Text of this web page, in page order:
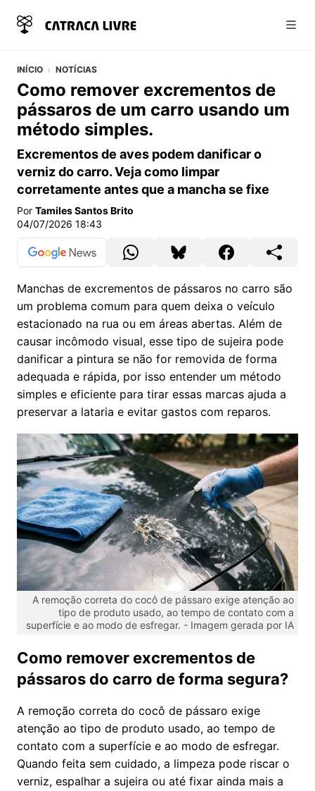
INÍCIO NOTÍCIAS
Como remover excrementos de
pássaros de um carro usando um
método simples.
Excrementos de aves podem danificar o
verniz do carro. Veja como limpar
corretamente antes que a mancha se fixe
Por Tamiles Santos Brito
04/07/2026 18:43
Manchas de excrementos de pássaros no carro são
um problema comum para quem deixa o veículo
estacionado na rua ou em áreas abertas. Além de
causar incômodo visual, esse tipo de sujeira pode
danificar a pintura se não for removida de forma
adequada e rápida, por isso entender um método
simples e eficiente para tirar essas marcas ajuda a
preservar a lataria e evitar gastos com reparos.
A remoção correta do cocô de pássaro exige atenção ao
tipo de produto usado, ao tempo de contato com a
superfície e ao modo de esfregar. - Imagem gerada por IA
Como remover excrementos de
pássaros do carro de forma segura?
A remoção correta do cocô de pássaro exige
atenção ao tipo de produto usado, ao tempo de
contato com a superfície e ao modo de esfregar.
Quando feita sem cuidado, a limpeza pode riscar o
verniz, espalhar a sujeira ou até fixar ainda mais a